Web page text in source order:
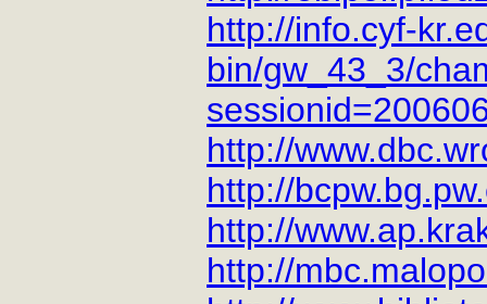
http://info.cyf-
bin/gw_43_3/
http://
http://
http://
http://